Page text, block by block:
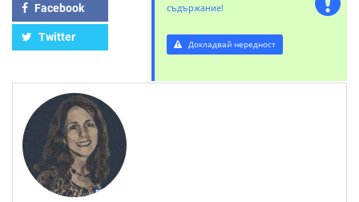
Facebook
Twitter
съдържание!
Докладвай нередност